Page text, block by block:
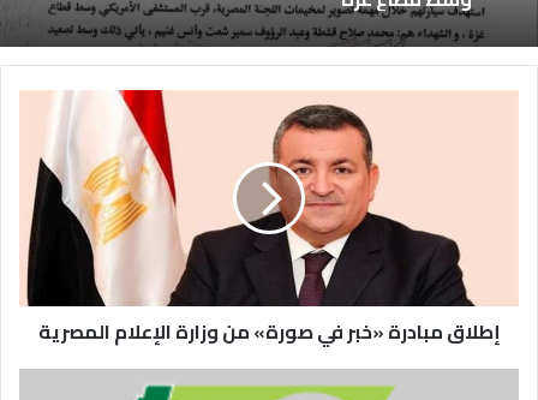
إطلاق مبادرة «خبر في صورة» من وزارة الإعلام المصرية